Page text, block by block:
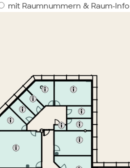
mit Raumnummern & Raum-Info